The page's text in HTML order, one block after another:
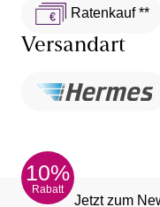
Ratenkauf **
Versandart
10%
Rabatt
Jetzt zum